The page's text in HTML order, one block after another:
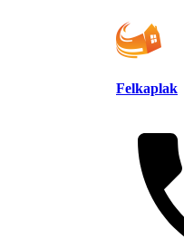
Felkaplak